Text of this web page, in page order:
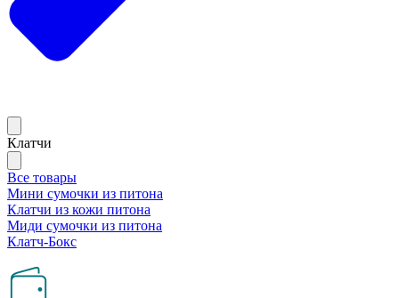
Клатчи
Все товары
Мини сумочки из питона
Клатчи из кожи питона
Миди сумочки из питона
Клатч-Бокс